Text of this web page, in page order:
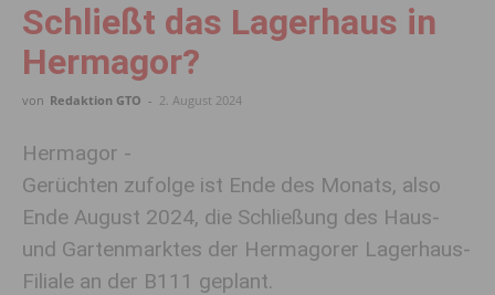
Schließt das Lagerhaus in
Hermagor?
von Redaktion GTO - 2. August 2024
Hermagor -
Gerüchten zufolge ist Ende des Monats, also
Ende August 2024, die Schließung des Haus-
und Gartenmarktes der Hermagorer Lagerhaus-
Filiale an der B111 geplant.